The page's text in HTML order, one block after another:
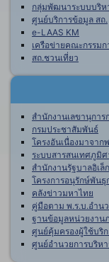
กลุ่มพัฒนาระบบบริห
ศูนย์บริการข้อมูล สถ.
e-LAAS KM
เครือข่ายคณะกรรม
สถ.ชวนเที่ยว
สำนักงานเลขานุการ
กรมประชาสัมพันธ์
โครงอันเนื่องมาจาก
ระบบสารสนเทศภูมิ
สำนักงานรัฐบาลอิเ
โครงการอนุรักษ์พัน
คลังข่าวมหาไทย
คู่มือตาม พ.ร.บ.อำน
ฐานข้อมูลหน่วยงาน
ศูนย์คุ้มครองผู้ใช้บริก
ศูนย์อำนวยการบริห